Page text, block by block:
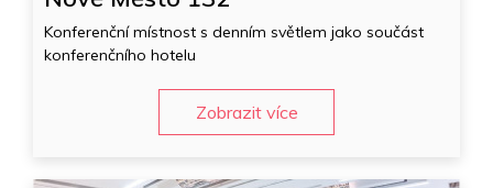
Konferenční místnost s denním světlem jako součást
konferenčního hotelu
Zobrazit více